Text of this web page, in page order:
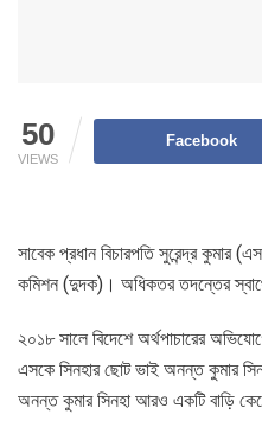
50
VIEWS
Facebook
সাবেক প্রধান বিচারপতি সুরেন্দ্র কুমার
কমিশন (দুদক)। অধিকতর তদন্তের
২০১৮ সালে বিদেশে অর্থপাচারের
এসকে সিনহার ছোট ভাই অনন্ত কুমার
অনন্ত কুমার সিনহা আরও একটি বাড়ি